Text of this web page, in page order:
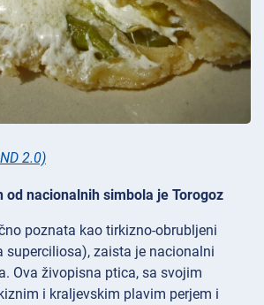
2.0)
od nacionalnih simbola je Torogoz
poznata kao tirkizno-obrubljeni
superciliosa), zaista je nacionalni
Ova živopisna ptica, sa svojim
i kraljevskim plavim perjem i